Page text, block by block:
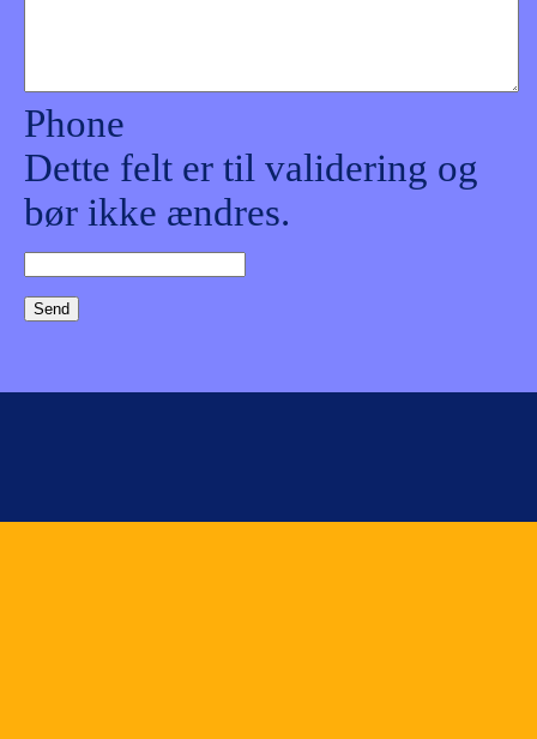
Phone
Dette felt er til validering og
bør ikke ændres.